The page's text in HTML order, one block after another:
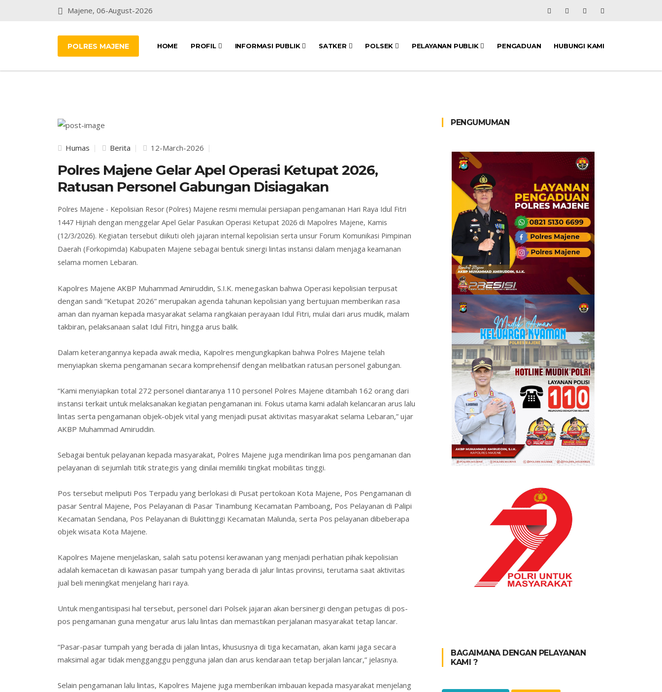
Majene, 06-August-2026
POLRES MAJENE HOME PROFIL INFORMASI PUBLIK SATKER POLSEK PELAYANAN PUBLIK PENGADUAN HUBUNGI KAMI
Humas Berita 12-March-2026
Polres Majene Gelar Apel Operasi Ketupat 2026,
Ratusan Personel Gabungan Disiagakan
Polres Majene - Kepolisian Resor (Polres) Majene resmi memulai persiapan pengamanan Hari Raya Idul Fitri
1447 Hijriah dengan menggelarApel Gelar Pasukan Operasi Ketupat 2026 di Mapolres Majene, Kamis
(12/3/2026). Kegiatan tersebut diikuti oleh jajaran internal kepolisian serta unsur Forum Komunikasi Pimpinan
Daerah (Forkopimda) Kabupaten Majene sebagai bentuk sinergi lintas instansi dalam menjaga keamanan
selama momen Lebaran.
Kapolres Majene AKBP Muhammad Amiruddin, S.I.K. menegaskan bahwa Operasi kepolisian terpusat
dengan sandi “Ketupat 2026” merupakan agenda tahunan kepolisian yang bertujuan memberikan rasa
aman dan nyaman kepada masyarakat selama rangkaian perayaan Idul Fitri, mulai dari arus mudik, malam
takbiran, pelaksanaan salat Idul Fitri, hingga arus balik.
Dalam keterangannya kepada awak media, Kapolres mengungkapkan bahwa Polres Majene telah
menyiapkan skema pengamanan secara komprehensif dengan melibatkan ratusan personel gabungan.
“Kami menyiapkan total 272 personel diantaranya 110 personel Polres Majene ditambah 162 orang dari
instansi terkait untuk melaksanakan kegiatan pengamanan ini. Fokus utama kami adalah kelancaran arus lalu
lintas serta pengamanan objek-objek vital yang menjadi pusat aktivitas masyarakat selama Lebaran,” ujar
AKBP Muhammad Amiruddin.
Sebagai bentuk pelayanan kepada masyarakat, Polres Majene juga mendirikan lima pos pengamanan dan
pelayanan di sejumlah titik strategis yang dinilai memiliki tingkat mobilitas tinggi.
Pos tersebut meliputi Pos Terpadu yang berlokasi di Pusat pertokoan Kota Majene, Pos Pengamanan di
pasar Sentral Majene, Pos Pelayanan di Pasar Tinambung Kecamatan Pamboang, Pos Pelayanan di Palipi
Kecamatan Sendana, Pos Pelayanan di Bukittinggi Kecamatan Malunda, serta Pos pelayanan dibeberapa
objek wisata Kota Majene.
Kapolres Majene menjelaskan, salah satu potensi kerawanan yang menjadi perhatian pihak kepolisian
adalah kemacetan di kawasan pasar tumpah yang berada di jalur lintas provinsi, terutama saat aktivitas
jual beli meningkat menjelang hari raya.
Untuk mengantisipasi hal tersebut, personel dari Polsek jajaran akan bersinergi dengan petugas di pos-
pos pengamanan guna mengatur arus lalu lintas dan memastikan perjalanan masyarakat tetap lancar.
“Pasar-pasar tumpah yang berada di jalan lintas, khususnya di tiga kecamatan, akan kami jaga secara
maksimal agar tidak mengganggu pengguna jalan dan arus kendaraan tetap berjalan lancar,” jelasnya.
Selain pengamanan lalu lintas, Kapolres Majene juga memberikan imbauan kepada masyarakat menjelang
PENGUMUMAN
BAGAIMANA DENGAN PELAYANAN
KAMI ?